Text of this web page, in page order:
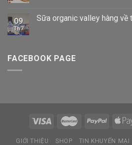
09
Th7
Sữa organic valley hàng về
FACEBOOK PAGE
GIỚI THIỆU SHOP TIN KHUYẾN MẠI